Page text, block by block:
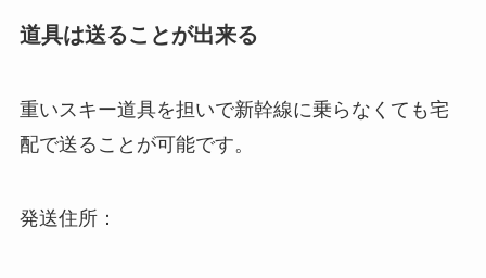
道具は送ることが出来る
重いスキー道具を担いで新幹線に乗らなくても宅
配で送ることが可能です。
発送住所：